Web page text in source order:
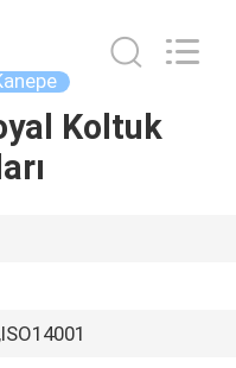
Koltuk